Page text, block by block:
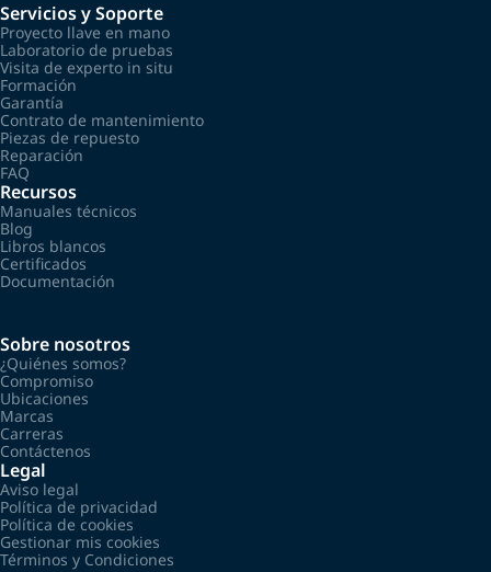
Servicios y Soporte
Proyecto llave en mano
Laboratorio de pruebas
Visita de experto in situ
Formación
Garantía
Contrato de mantenimiento
Piezas de repuesto
Reparación
FAQ
Recursos
Manuales técnicos
Blog
Libros blancos
Certificados
Documentación
Sobre nosotros
¿Quiénes somos?
Compromiso
Ubicaciones
Marcas
Carreras
Contáctenos
Legal
Aviso legal
Política de privacidad
Política de cookies
Gestionar mis cookies
Términos y Condiciones